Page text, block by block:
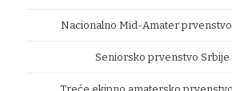
Nacionalno Mid-Amater
Seniorsko prvenstvo Srbije